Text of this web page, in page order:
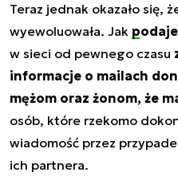
Teraz jednak okazało się,
wyewoluowała. Jak podaje
w sieci od pewnego czasu
informacje o mailach
mężom oraz żonom, że
osób, które rzekomo
wiadomość przez
ich partnera.